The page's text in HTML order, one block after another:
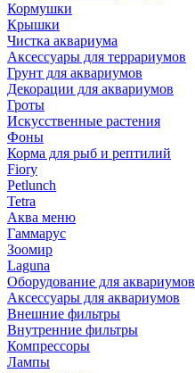
Кормушки
Крышки
Чистка аквариума
Аксессуары для террариумов
Грунт для аквариумов
Декорации для аквариумов
Гроты
Искусственные растения
Фоны
Корма для рыб и рептилий
Fiory
Petlunch
Tetra
Аква меню
Гаммарус
Зоомир
Laguna
Оборудование для аквариумов
Аксессуары для аквариумов
Внешние фильтры
Внутренние фильтры
Компрессоры
Лампы